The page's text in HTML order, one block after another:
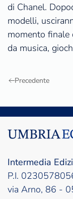
di Chanel.
modelli,
momento finale
da musica,
Precedente
Intermedia
P.I.
via Arno, 86 -